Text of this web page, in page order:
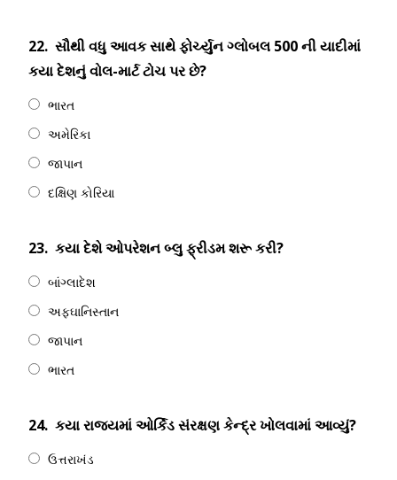
22. સૌથી વધુ આવક સાથે ફોર્ચ્યુન ગ્લોબલ 500 ની યાદીમાં
કયા દેશનું વોલ-માર્ટ ટોચ પર છે?
ભારત
અમેરિકા
જાપાન
દક્ષિણ કોરિયા
23. કયા દેશે ઓપરેશન બ્લુ ફ્રીડમ શરૂ કરી?
બાંગ્લાદેશ
અફઘાનિસ્તાન
જાપાન
ભારત
24. કયા રાજ્યમાં ઓર્કિડ સંરક્ષણ કેન્દ્ર ખોલવામાં આવ્યું?
ઉત્તરાખંડ